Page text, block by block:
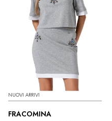
NUOVI ARRIVI
FRACOMINA